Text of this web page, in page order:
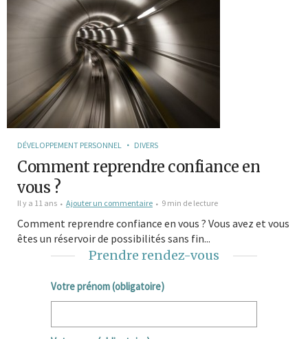
DÉVELOPPEMENT PERSONNEL DIVERS
Comment reprendre confiance en
vous ?
Il y a 11 ans Ajouter un commentaire 9 min de lecture
Comment reprendre confiance en vous ? Vous avez et vous
êtes un réservoir de possibilités sans fin...
Prendre rendez-vous
Votre prénom (obligatoire)